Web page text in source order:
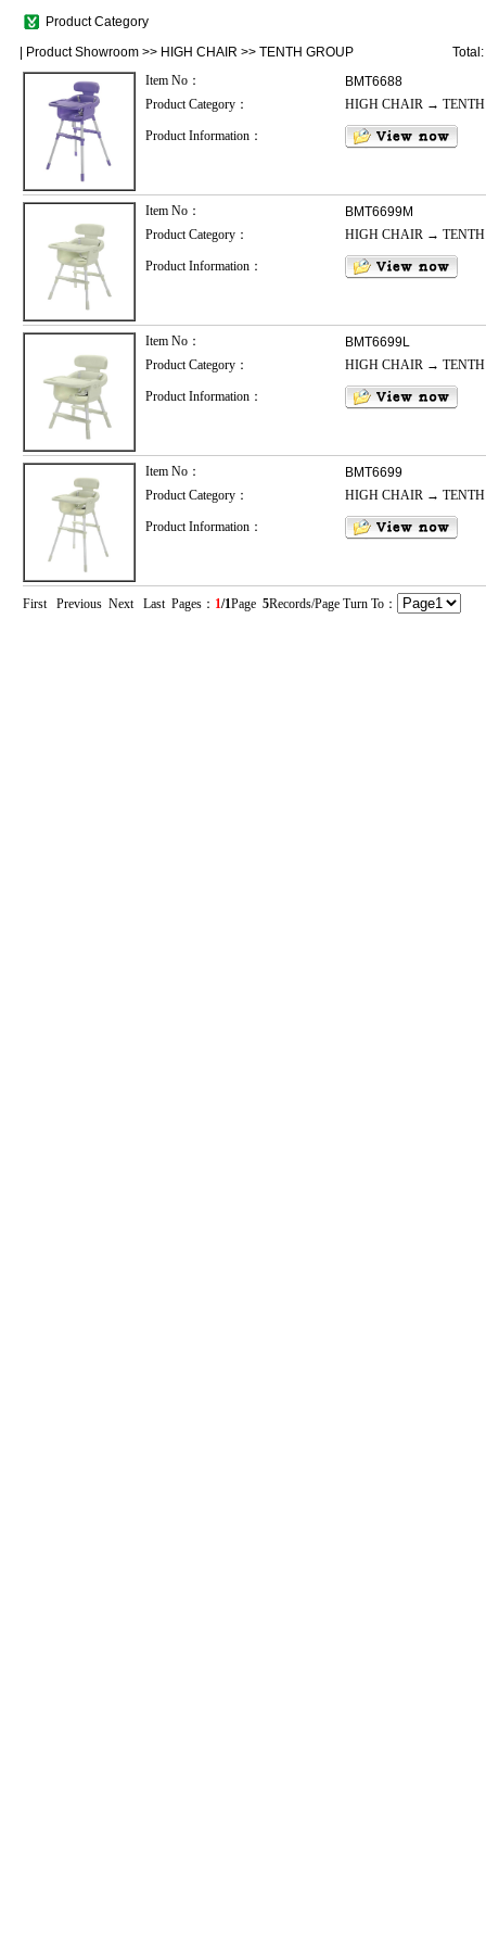
Product Category
Product Showroom >> HIGH CHAIR >> TENTH GROUP
Item No：
BMT6688
Product Category：
HIGH CHAIR → TENTH
Product Information：
Item No：
BMT6699M
Product Category：
HIGH CHAIR → TENTH
Product Information：
Item No：
BMT6699L
Product Category：
HIGH CHAIR → TENTH
Product Information：
Item No：
BMT6699
Product Category：
HIGH CHAIR → TENTH
Product Information：
First Previous Next Last Pages： 1/1Page 5Records/Page Turn To：